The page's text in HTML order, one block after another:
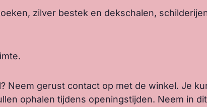
zilver bestek en dekschalen,
Neem gerust contact op met de winkel. Je
ophalen tijdens openingstijden. Neem in